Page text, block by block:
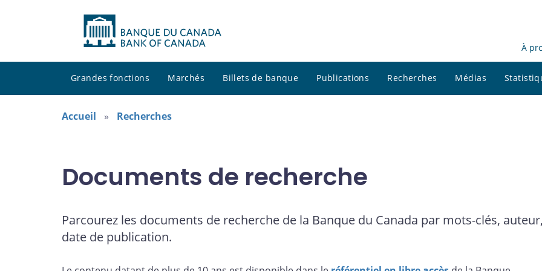
À
Grandes fonctions Marchés Billets de banque Publications Recherches Médias
Accueil Recherches
Documents de recherche
Parcourez les documents de recherche de la Banque du Canada par mots-clés,
date de publication.